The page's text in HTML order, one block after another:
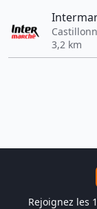
3,2 km
Rejoignez les